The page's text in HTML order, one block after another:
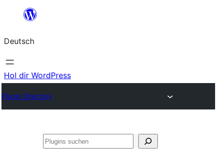
springen
Deutsch
Hol dir WordPress
Plugin Directory
Suchen